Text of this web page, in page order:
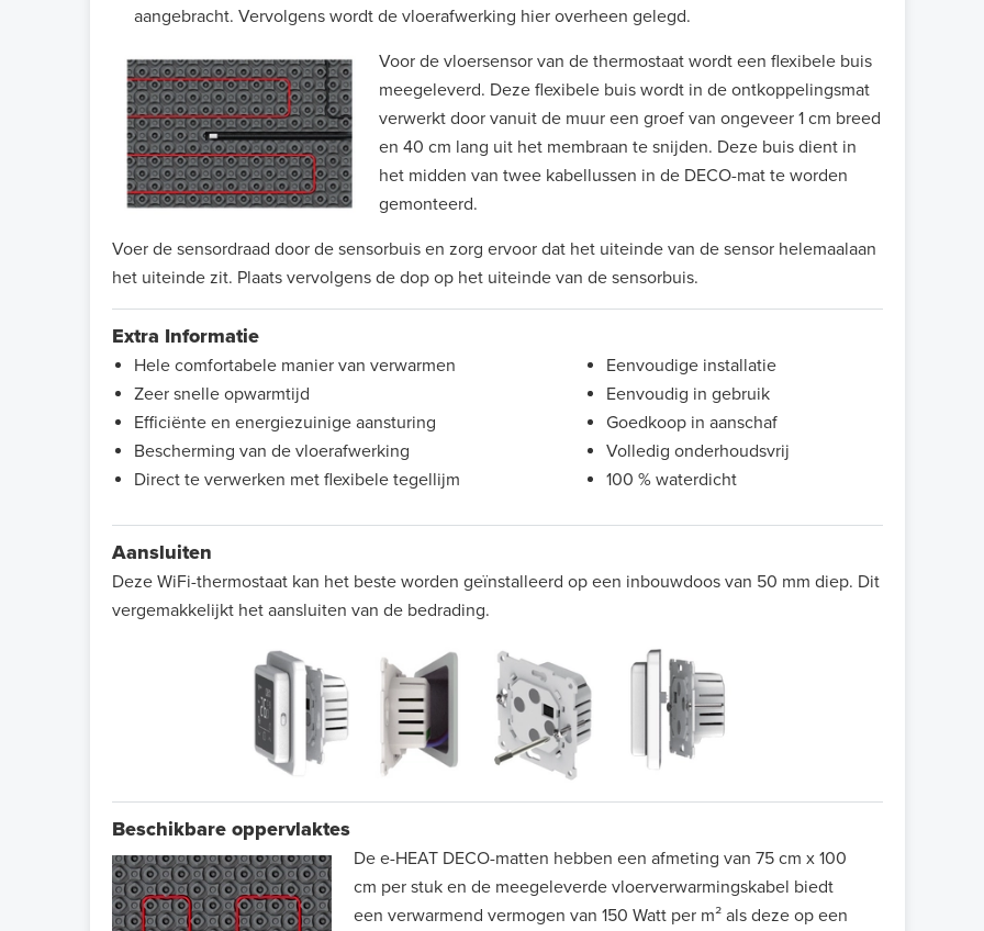
aangebracht. Vervolgens wordt de vloerafwerking hier overheen gelegd.
Voor de vloersensor van de thermostaat wordt een flexibele buis
meegeleverd. Deze flexibele buis wordt in de ontkoppelingsmat
verwerkt door vanuit de muur een groef van ongeveer 1 cm breed
en 40 cm lang uit het membraan te snijden. Deze buis dient in
het midden van twee kabellussen in de DECO-mat te worden
gemonteerd.
Voer de sensordraad door de sensorbuis en zorg ervoor dat het uiteinde van de sensor helemaalaan
het uiteinde zit. Plaats vervolgens de dop op het uiteinde van de sensorbuis.
Extra Informatie
Hele comfortabele manier van verwarmen
Zeer snelle opwarmtijd
Efficiënte en energiezuinige aansturing
Bescherming van de vloerafwerking
Direct te verwerken met flexibele tegellijm
Eenvoudige installatie
Eenvoudig in gebruik
Goedkoop in aanschaf
Volledig onderhoudsvrij
100 % waterdicht
Aansluiten
Deze WiFi-thermostaat kan het beste worden geïnstalleerd op een inbouwdoos van 50 mm diep. Dit
vergemakkelijkt het aansluiten van de bedrading.
Beschikbare oppervlaktes
De e-HEAT DECO-matten hebben een afmeting van 75 cm x 100
cm per stuk en de meegeleverde vloerverwarmingskabel biedt
een verwarmend vermogen van 150 Watt per m² als deze op een